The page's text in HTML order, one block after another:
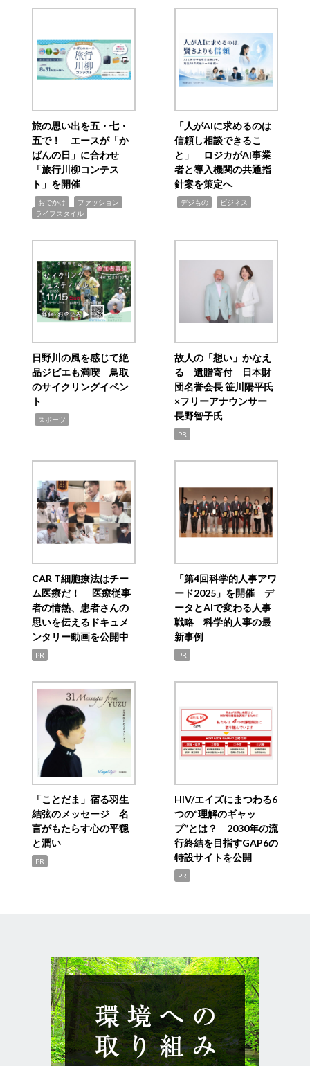
旅の思い出を五・七・
五で！ エースが「か
ばんの日」に合わせ
「旅行川柳コンテス
ト」を開催
おでかけ ファッション
ライフスタイル
「人がAIに求めるのは
信頼し相談できるこ
と」 ロジカがAI事業
者と導入機関の共通指
針案を策定へ
デジもの ビジネス
日野川の風を感じて絶
品ジビエも満喫 鳥取
のサイクリングイベン
ト
スポーツ
故人の「想い」かなえ
る 遺贈寄付 日本財
団名誉会長 笹川陽平氏
×フリーアナウンサー
長野智子氏
PR
CAR T細胞療法はチー
ム医療だ！ 医療従事
者の情熱、患者さんの
思いを伝えるドキュメ
ンタリー動画を公開中
PR
「第4回科学的人事アワ
ード2025」を開催 デ
ータとAIで変わる人事
戦略 科学的人事の最
新事例
PR
「ことだま」宿る羽生
結弦のメッセージ 名
言がもたらす心の平穏
と潤い
PR
HIV/エイズにまつわる6
つの“理解のギャッ
プ”とは？ 2030年の流
行終結を目指すGAP6の
特設サイトを公開
PR